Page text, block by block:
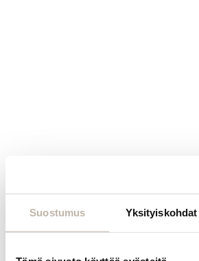
Suostumus Yksityiskohdat